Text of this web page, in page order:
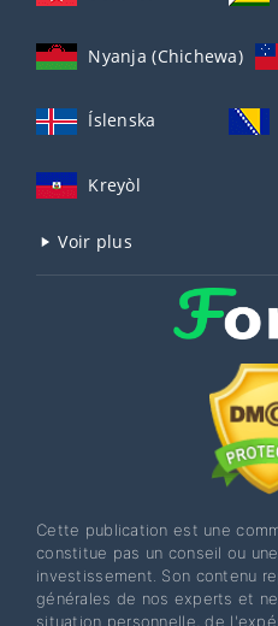
Nyanja (Chichewa)
Íslenska
Kreyòl
Voir plus
Cette publication est une
constitue pas un conseil ou
investissement. Son contenu
générales de nos experts et
situation personnelle, de